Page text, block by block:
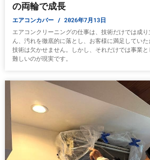
の両輪で成長
エアコンカバー 2026年7月13日
エアコンクリーニングの仕事は、技術だけでは成
ん、汚れを徹底的に落とし、お客様に満足してい
技術は欠かせません。しかし、それだけでは事業
難しいのが現実です。